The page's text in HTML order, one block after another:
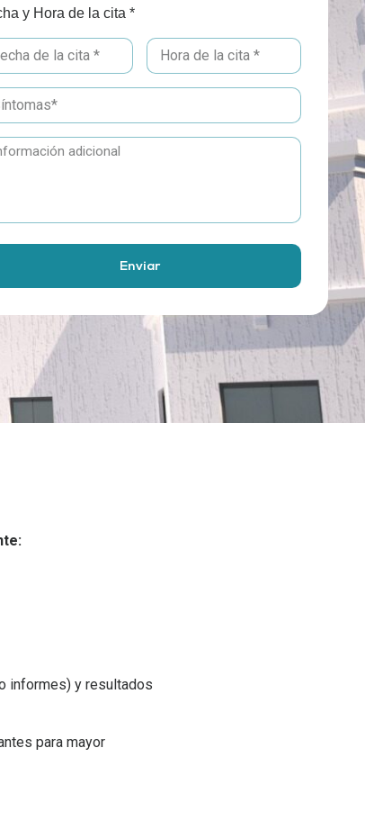
y Hora de la cita *
Enviar
informes) y resultados
para mayor